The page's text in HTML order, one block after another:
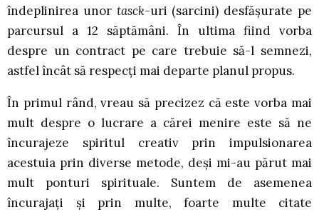
îndeplinirea unor tasck-uri (sarcini) desfășurate pe
parcursul a 12 săptămâni. În ultima fiind vorba
despre un contract pe care trebuie să-l semnezi,
astfel încât să respecți mai departe planul propus.
În primul rând, vreau să precizez că este vorba mai
mult despre o lucrare a cărei menire este să ne
încurajeze spiritul creativ prin impulsionarea
acestuia prin diverse metode, deși mi-au părut mai
mult ponturi spirituale. Suntem de asemenea
încurajați și prin multe, foarte multe citate